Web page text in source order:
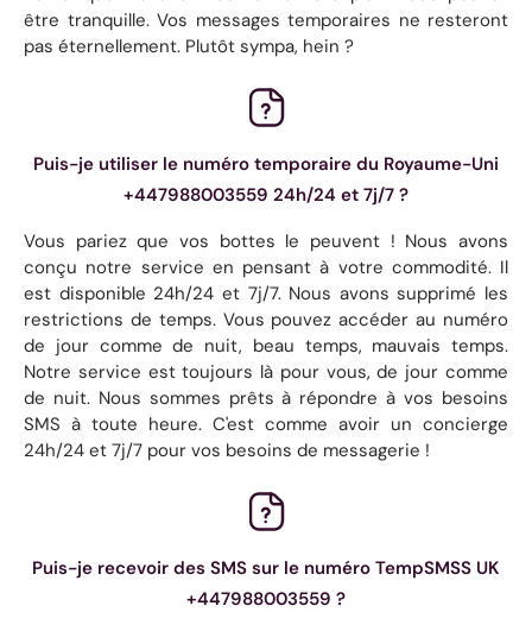
être tranquille. Vos messages temporaires ne resteront
pas éternellement. Plutôt sympa, hein ?
Puis-je utiliser le numéro temporaire du Royaume-Uni
+447988003559 24h/24 et 7j/7 ?
Vous pariez que vos bottes le peuvent ! Nous avons
conçu notre service en pensant à votre commodité. Il
est disponible 24h/24 et 7j/7. Nous avons supprimé les
restrictions de temps. Vous pouvez accéder au numéro
de jour comme de nuit, beau temps, mauvais temps.
Notre service est toujours là pour vous, de jour comme
de nuit. Nous sommes prêts à répondre à vos besoins
SMS à toute heure. C'est comme avoir un concierge
24h/24 et 7j/7 pour vos besoins de messagerie !
Puis-je recevoir des SMS sur le numéro TempSMSS UK
+447988003559 ?